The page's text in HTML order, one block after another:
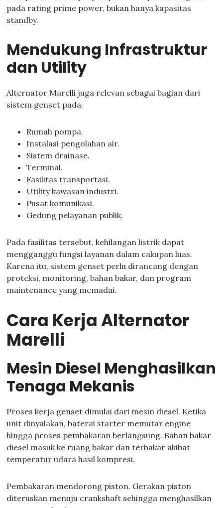
pada rating prime power, bukan hanya kapasitas
standby.
Mendukung Infrastruktur
dan Utility
Alternator Marelli juga relevan sebagai bagian dari
sistem genset pada:
Rumah pompa.
Instalasi pengolahan air.
Sistem drainase.
Terminal.
Fasilitas transportasi.
Utility kawasan industri.
Pusat komunikasi.
Gedung pelayanan publik.
Pada fasilitas tersebut, kehilangan listrik dapat
mengganggu fungsi layanan dalam cakupan luas.
Karena itu, sistem genset perlu dirancang dengan
proteksi, monitoring, bahan bakar, dan program
maintenance yang memadai.
Cara Kerja Alternator
Marelli
Mesin Diesel Menghasilkan
Tenaga Mekanis
Proses kerja genset dimulai dari mesin diesel. Ketika
unit dinyalakan, baterai starter memutar engine
hingga proses pembakaran berlangsung. Bahan bakar
diesel masuk ke ruang bakar dan terbakar akibat
temperatur udara hasil kompresi.
Pembakaran mendorong piston. Gerakan piston
diteruskan menuju crankshaft sehingga menghasilkan